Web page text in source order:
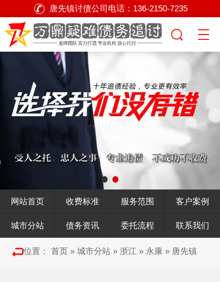
唐先镇讨债公司电话： 136-2150-7235
网站首页 收费标准 服务范围 客户案例
城市分站 债务资讯 委托流程 联系我们
位置： 首页» 城市分站» 浙江» 永康 » 唐先镇